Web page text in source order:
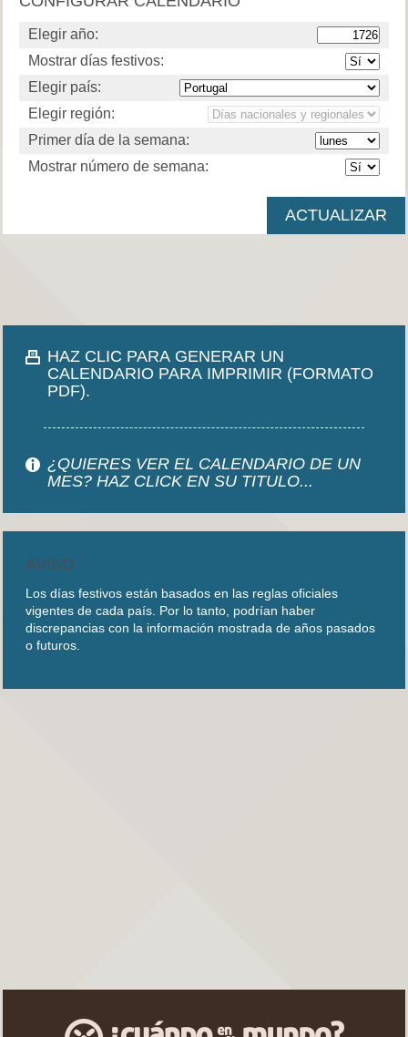
Elegir año:
Mostrar días festivos:
Elegir país:
Elegir región:
Primer día de la semana:
Mostrar número de semana:
HAZ CLIC PARA GENERAR UN
CALENDARIO PARA IMPRIMIR (FORMATO
PDF).
¿QUIERES VER EL CALENDARIO DE UN
MES? HAZ CLICK EN SU TITULO...
AVISO
Los días festivos están basados en las reglas oficiales
vigentes de cada país. Por lo tanto, podrían haber
discrepancias con la información mostrada de años pasados
o futuros.